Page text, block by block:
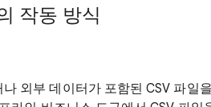
작동 방식
나 외부 데이터가 포함된 CSV 파일